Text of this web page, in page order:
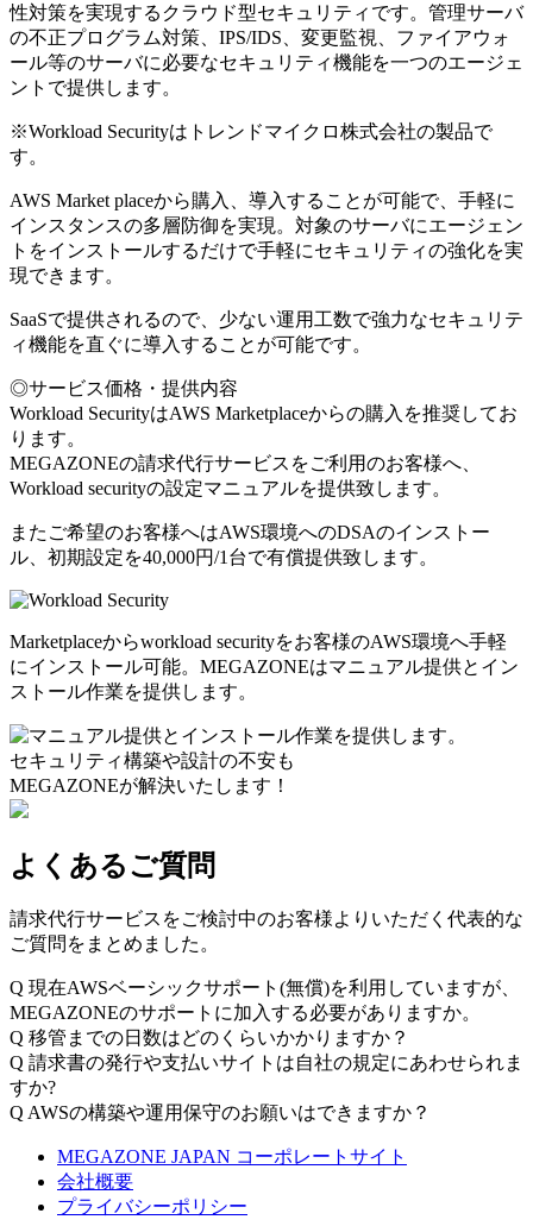
性対策を実現するクラウド型セキュリティです。管理サーバ
の不正プログラム対策、IPS/IDS、変更監視、ファイアウォ
ール等のサーバに必要なセキュリティ機能を一つのエージェ
ントで提供します。
※Workload Securityはトレンドマイクロ株式会社の製品で
す。
AWS Market placeから購入、導入することが可能で、手軽に
インスタンスの多層防御を実現。対象のサーバにエージェン
トをインストールするだけで手軽にセキュリティの強化を実
現できます。
SaaSで提供されるので、少ない運用工数で強力なセキュリテ
ィ機能を直ぐに導入することが可能です。
◎サービス価格・提供内容
Workload SecurityはAWS Marketplaceからの購入を推奨してお
ります。
MEGAZONEの請求代行サービスをご利用のお客様へ、
Workload securityの設定マニュアルを提供致します。
またご希望のお客様へはAWS環境へのDSAのインストー
ル、初期設定を40,000円/1台で有償提供致します。
Marketplaceからworkload securityをお客様のAWS環境へ手軽
にインストール可能。MEGAZONEはマニュアル提供とイン
ストール作業を提供します。
セキュリティ構築や設計の不安も
MEGAZONEが解決いたします！
よくあるご質問
請求代行サービスをご検討中のお客様よりいただく代表的な
ご質問をまとめました。
Q 現在AWSベーシックサポート(無償)を利用していますが、
MEGAZONEのサポートに加入する必要がありますか。
Q 移管までの日数はどのくらいかかりますか？
Q 請求書の発行や支払いサイトは自社の規定にあわせられま
すか?
Q AWSの構築や運用保守のお願いはできますか？
MEGAZONE JAPAN コーポレートサイト
会社概要
プライバシーポリシー